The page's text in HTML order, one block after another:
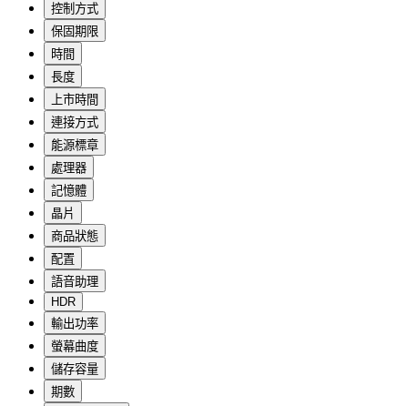
控制方式
保固期限
時間
長度
上市時間
連接方式
能源標章
處理器
記憶體
晶片
商品狀態
配置
語音助理
HDR
輸出功率
螢幕曲度
儲存容量
期數